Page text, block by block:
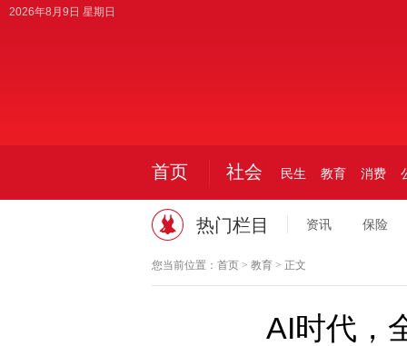
2026年8月9日 星期日
首页 社会 民生 教育 消费
热门栏目 资讯 保险
您当前位置： 首页> 教育> 正文
AI时代，